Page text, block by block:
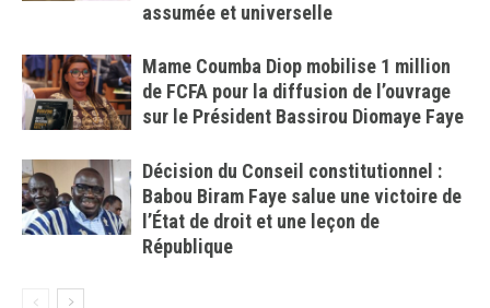
assumée et universelle
Mame Coumba Diop mobilise 1 million
de FCFA pour la diffusion de l’ouvrage
sur le Président Bassirou Diomaye Faye
Décision du Conseil constitutionnel :
Babou Biram Faye salue une victoire de
l’État de droit et une leçon de
République